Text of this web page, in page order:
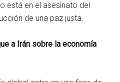
está en el asesinato del
de una paz justa.
a Irán sobre la economía